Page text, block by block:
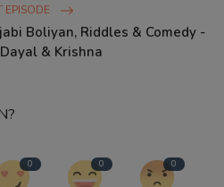
EPISODE
Boliyan, Riddles & Comedy -
& Krishna
0 0 0